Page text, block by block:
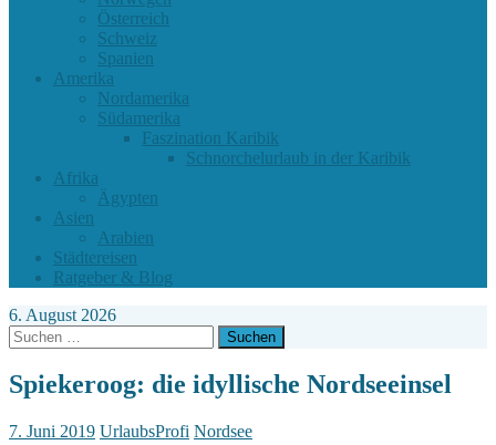
Österreich
Schweiz
Spanien
Amerika
Nordamerika
Südamerika
Faszination Karibik
Schnorchelurlaub in der Karibik
Afrika
Ägypten
Asien
Arabien
Städtereisen
Ratgeber & Blog
6. August 2026
Suchen
nach:
Spiekeroog: die idyllische Nordseeinsel
7. Juni 2019 UrlaubsProfi Nordsee